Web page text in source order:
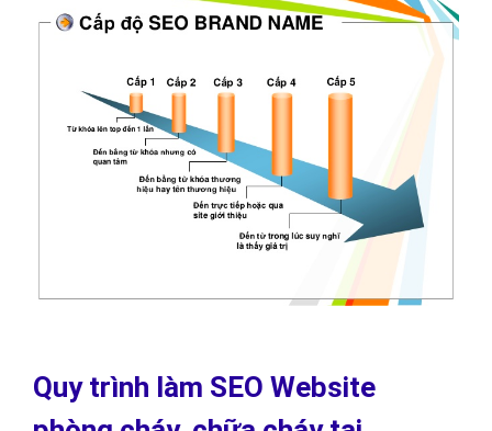
Quy trình làm SEO Website